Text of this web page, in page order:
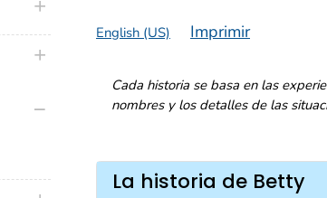
English (US) Imprimir
Cada historia se basa en las
nombres y los detalles de las
La historia de Betty
plus icon
plus icon
plus icon